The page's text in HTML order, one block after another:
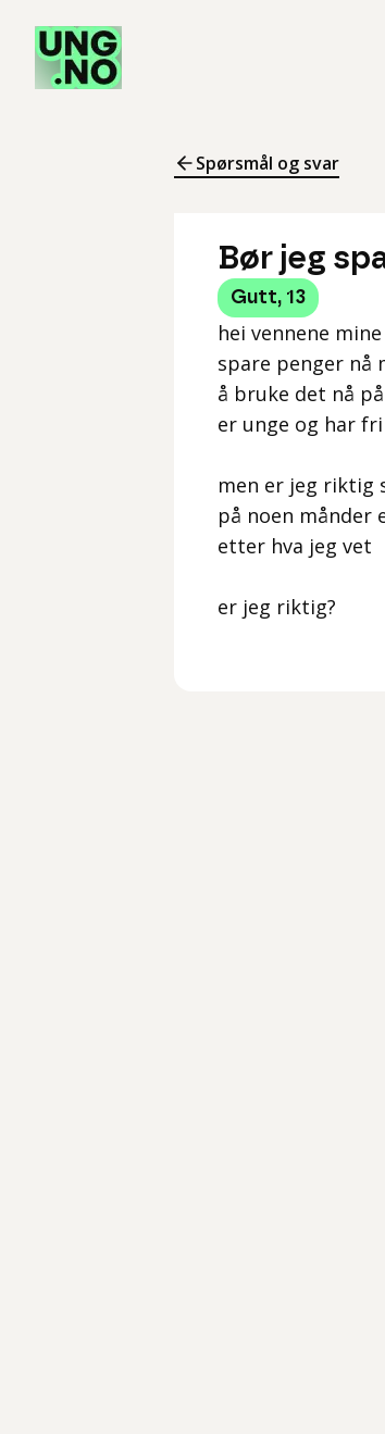
Spørsmål og svar
Bør jeg
Gutt, 13
hei vennene
spare penger nå
å bruke det nå
er unge og har
men er jeg riktig
på noen
etter hva jeg vet
er jeg riktig?